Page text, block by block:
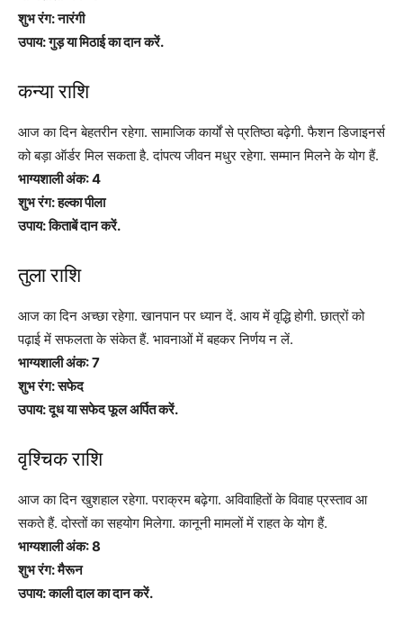
शुभ रंग: नारंगी
उपाय: गुड़ या मिठाई का दान करें.
कन्या राशि
आज का दिन बेहतरीन रहेगा. सामाजिक कार्यों से प्रतिष्ठा बढ़ेगी. फैशन डिजाइनर्स
को बड़ा ऑर्डर मिल सकता है. दांपत्य जीवन मधुर रहेगा. सम्मान मिलने के योग हैं.
भाग्यशाली अंक: 4
शुभ रंग: हल्का पीला
उपाय: किताबें दान करें.
तुला राशि
आज का दिन अच्छा रहेगा. खानपान पर ध्यान दें. आय में वृद्धि होगी. छात्रों को
पढ़ाई में सफलता के संकेत हैं. भावनाओं में बहकर निर्णय न लें.
भाग्यशाली अंक: 7
शुभ रंग: सफेद
उपाय: दूध या सफेद फूल अर्पित करें.
वृश्चिक राशि
आज का दिन खुशहाल रहेगा. पराक्रम बढ़ेगा. अविवाहितों के विवाह प्रस्ताव आ
सकते हैं. दोस्तों का सहयोग मिलेगा. कानूनी मामलों में राहत के योग हैं.
भाग्यशाली अंक: 8
शुभ रंग: मैरून
उपाय: काली दाल का दान करें.